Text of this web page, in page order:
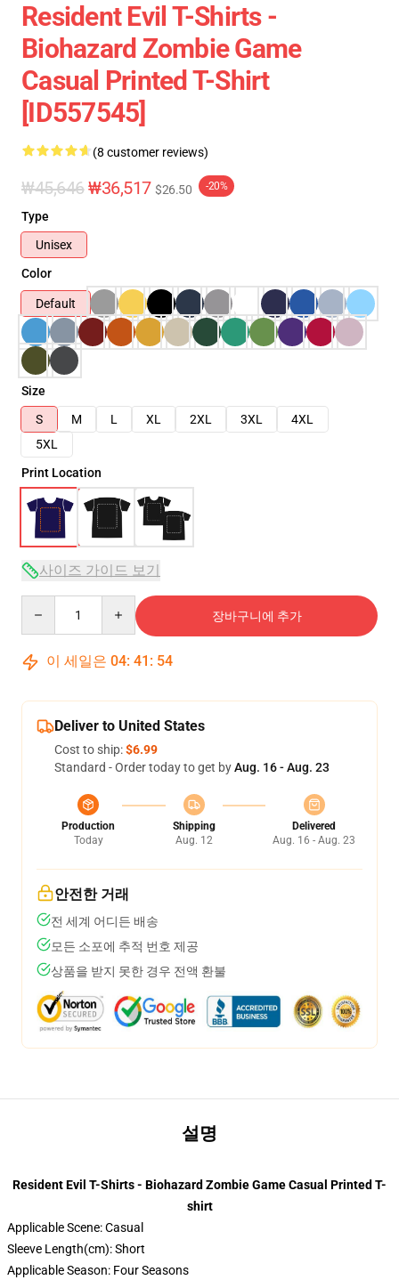
Resident Evil T-Shirts -
Biohazard Zombie Game
Casual Printed T-Shirt
[ID557545]
(8 customer reviews)
₩45,646₩36,517 $26.50 -20%
Type
Unisex
Color
Default
Size
S
M L XL 2XL 3XL
4XL
5XL
Print Location
사이즈 가이드 보기
장바구니에 추가
이 세일은 04: 41 : 54
Deliver to United States
Cost to ship:$6.99
Standard - Order today to get byAug. 16 - Aug. 23
Production
Today
Shipping
Aug. 12
Delivered
Aug. 16 - Aug. 23
안전한 거래
전 세계 어디든 배송
모든 소포에 추적 번호 제공
상품을 받지 못한 경우 전액 환불
설명
Resident Evil T-Shirts - Biohazard Zombie Game Casual Printed T-
shirt
Applicable Scene:Casual
Sleeve Length(cm):Short
Applicable Season: Four Seasons